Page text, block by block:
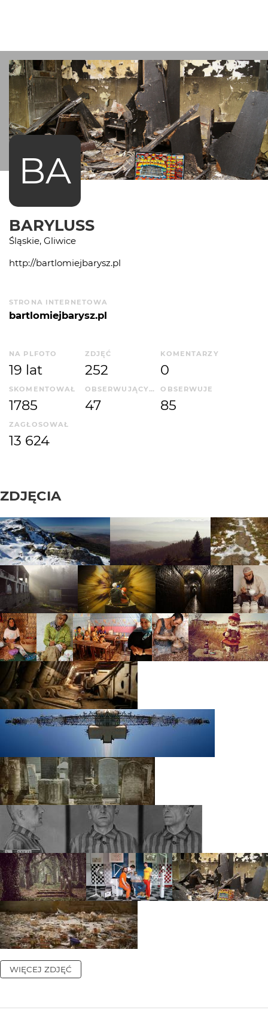
BA
BARYLUSS
Śląskie, Gliwice
http://bartlomiejbarysz.pl
STRONA INTERNETOWA
bartlomiejbarysz.pl
NA PLFOTO
19 lat
ZDJĘĆ
252
KOMENTARZY
0
SKOMENTOWAŁ
1785
OBSERWUJĄCYCH
47
OBSERWUJE
85
ZAGŁOSOWAŁ
13 624
ZDJĘCIA
WIĘCEJ ZDJĘĆ